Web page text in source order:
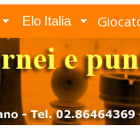
Elo Italia